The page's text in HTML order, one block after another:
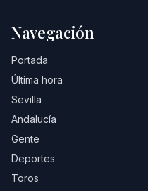
Navegación
Portada
Última hora
Sevilla
Andalucía
Gente
Deportes
Toros